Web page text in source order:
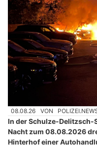
08.08.26 VON
In der Schulze-Delitzsch-
Nacht zum 08.08.2026
Hinterhof einer